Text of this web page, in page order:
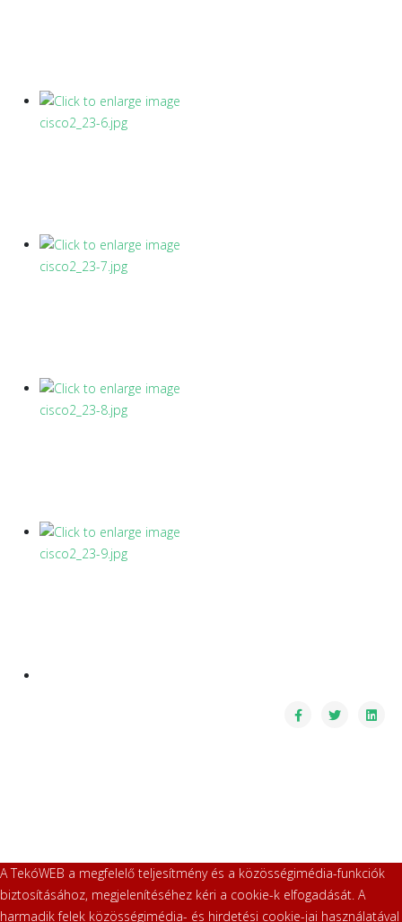
A TekóWEB a megfelelő teljesítmény és a közösségimédia-funkciók
biztosításához, megjelenítéséhez kéri a cookie-k elfogadását. A
harmadik felek közösségimédia- és hirdetési cookie-jai használatával